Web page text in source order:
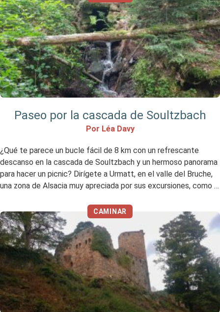
Paseo por la cascada de Soultzbach
Por Léa Davy
¿Qué te parece un bucle fácil de 8 km con un refrescante
descanso en la cascada de Soultzbach y un hermoso panorama
para hacer un picnic? Dirígete a Urmatt, en el valle del Bruche,
una zona de Alsacia muy apreciada por sus excursiones, como la
CAMINAR